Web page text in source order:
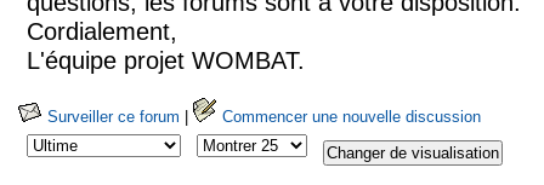
Cordialement,
L'équipe projet WOMBAT.
Surveiller ce forum | Commencer une nouvelle discussion